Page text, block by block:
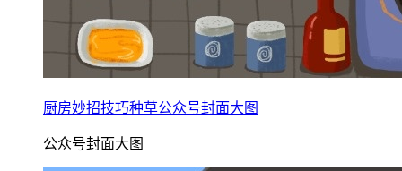
厨房妙招技巧种草公众号封面大图
公众号封面大图